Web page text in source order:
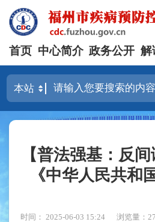
首页 中心简介 政务公开 解
【普法强基：反
《中华人民共和
时间： 2025-06-03 15:24 浏览量：27